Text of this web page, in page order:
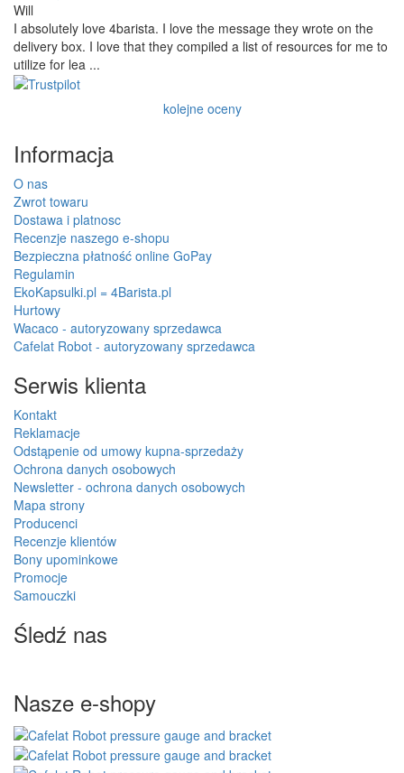
Will
I absolutely love 4barista. I love the message they wrote on the
delivery box. I love that they compiled a list of resources for me to
utilize for lea ...
kolejne oceny
Informacja
O nas
Zwrot towaru
Dostawa i platnosc
Recenzje naszego e-shopu
Bezpieczna płatność online GoPay
Regulamin
EkoKapsulki.pl = 4Barista.pl
Hurtowy
Wacaco - autoryzowany sprzedawca
Cafelat Robot - autoryzowany sprzedawca
Serwis klienta
Kontakt
Reklamacje
Odstąpenie od umowy kupna-sprzedaży
Ochrona danych osobowych
Newsletter - ochrona danych osobowych
Mapa strony
Producenci
Recenzje klientów
Bony upominkowe
Promocje
Samouczki
Śledź nas
Nasze e-shopy